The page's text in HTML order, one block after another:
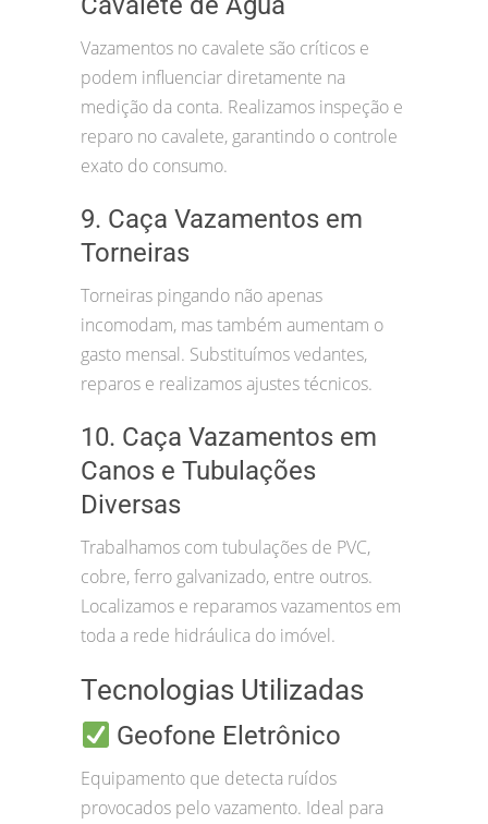
Vazamentos no cavalete são críticos e
podem influenciar diretamente na
medição da conta. Realizamos inspeção e
reparo no cavalete, garantindo o controle
exato do consumo.
9. Caça Vazamentos em
Torneiras
Torneiras pingando não apenas
incomodam, mas também aumentam o
gasto mensal. Substituímos vedantes,
reparos e realizamos ajustes técnicos.
10. Caça Vazamentos em
Canos e Tubulações
Diversas
Trabalhamos com tubulações de PVC,
cobre, ferro galvanizado, entre outros.
Localizamos e reparamos vazamentos em
toda a rede hidráulica do imóvel.
Tecnologias Utilizadas
Geofone Eletrônico
Equipamento que detecta ruídos
provocados pelo vazamento. Ideal para